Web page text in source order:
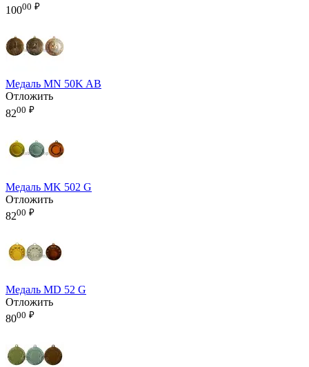
10000 ₽
Медаль MN 50K AB
Отложить
8200 ₽
Медаль MK 502 G
Отложить
8200 ₽
Медаль MD 52 G
Отложить
8000 ₽